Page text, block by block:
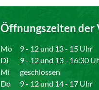
Öffnungszeiten der
Mo
9 - 12 und 13 - 15 Uhr
Di
9 - 12 und 13 - 16:30
Mi
geschlossen
Do
9 - 12 und 14 - 17 Uhr